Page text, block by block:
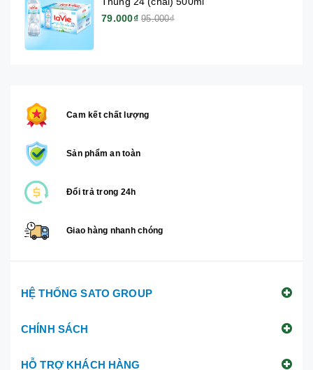
79.000₫ 95.000₫
Cam kết chất lượng
Sản phẩm an toàn
Đổi trả trong 24h
Giao hàng nhanh chóng
HỆ THỐNG SATO GROUP
CHÍNH SÁCH
HỖ TRỢ KHÁCH HÀNG